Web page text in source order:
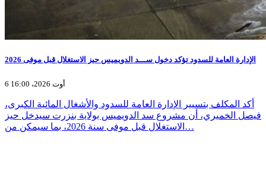
الإدارة العامة للسدود تؤكد دخول ســـد الدويميس حيز الاستغلال قبل موفى 2026
6 أوت 2026، 16:00
أكد المكلف بتسيير الإدارة العامة للسدود والأشغال المائية الكبرى،
فيصل الخميري، أن مشروع سد الدويميس بولاية بنزرت سيدخل حيز
الاستغلال قبل موفى سنة 2026، بما سيمكن من…